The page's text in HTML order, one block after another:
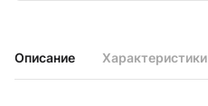
Описание Характеристики